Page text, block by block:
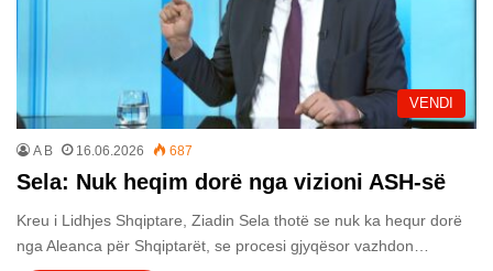
VENDI
A B 16.06.2026 687
Sela: Nuk heqim dorë nga vizioni ASH-së
Kreu i Lidhjes Shqiptare, Ziadin Sela thotë se nuk ka hequr dorë
nga Aleanca për Shqiptarët, se procesi gjyqësor vazhdon…